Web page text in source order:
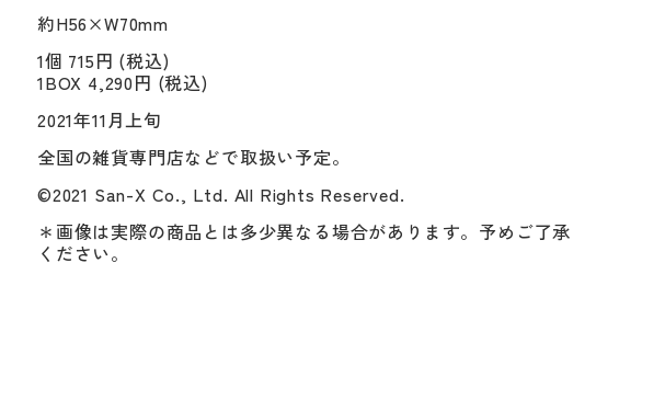
約H56×W70mm
1個 715円 (税込)
1BOX 4,290円 (税込)
2021年11月上旬
全国の雑貨専門店などで取扱い予定。
©2021 San-X Co., Ltd. All Rights Reserved.
＊画像は実際の商品とは多少異なる場合があります。予めご了承
ください。